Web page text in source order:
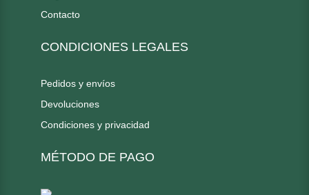
Contacto
CONDICIONES LEGALES
Pedidos y envíos
Devoluciones
Condiciones y privacidad
MÉTODO DE PAGO